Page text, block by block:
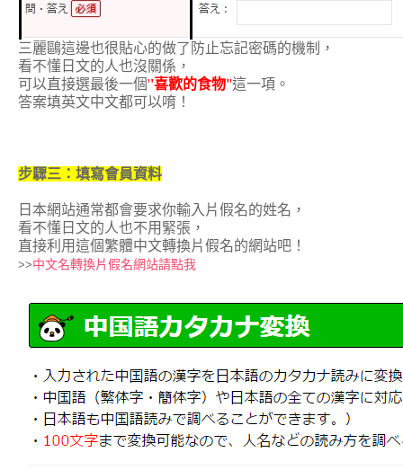
三麗鷗這邊也很貼心的做了防止忘記密碼的機制，
看不懂日文的人也沒關係，
可以直接選最後一個''喜歡的食物''這一項。
答案填英文中文都可以唷！
步驟三：填寫會員資料
日本網站通常都會要求你輸入片假名的姓名，
看不懂日文的人也不用緊張，
直接利用這個繁體中文轉換片假名的網站吧！
>>中文名轉換片假名網站請點我